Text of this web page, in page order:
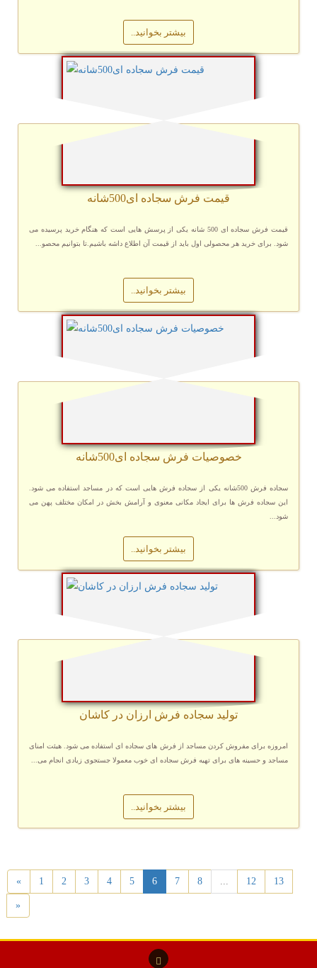
بیشتر بخوانید..
قیمت فرش سجاده ای500شانه
قیمت فرش سجاده ای 500 شانه یکی از پرسش هایی است که هنگام خرید پرسیده می
شود. برای خرید هر محصولی اول باید از قیمت آن اطلاع داشه باشیم.تا بتوانیم محصو...
بیشتر بخوانید..
خصوصیات فرش سجاده ای500شانه
سجاده فرش 500شانه یکی از سجاده فرش هایی است که در مساجد استفاده می شود.
این سجاده فرش ها برای ایجاد مکانی معنوی و آرامش بخش در امکان مختلف پهن می
شود...
بیشتر بخوانید..
تولید سجاده فرش ارزان در کاشان
امروزه برای مفروش کردن مساجد از فرش های سجاده ای استفاده می شود. هیئت امنای
مساجد و حسینه های برای تهیه فرش سجاده ای خوب معمولا جستجوی زیادی انجام می...
بیشتر بخوانید..
« 1 2 3 4 5 6 7 8 12 13
»